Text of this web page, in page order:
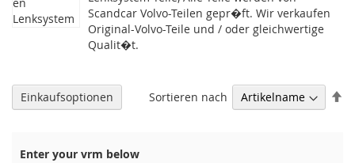
Scandcar Volvo-Teilen gepr�ft. Wir verkaufen
Original-Volvo-Teile und / oder gleichwertige
Qualit�t.
Sortieren nach
Enter your vrm below
Einkaufsoptionen